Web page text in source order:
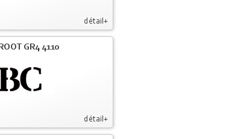
détail+
détail+
GR4 4110